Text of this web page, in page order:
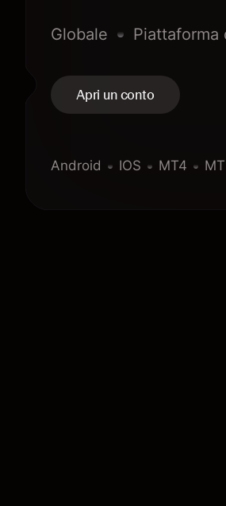
Globale Piattaforma
Apri un conto
Android IOS MT4